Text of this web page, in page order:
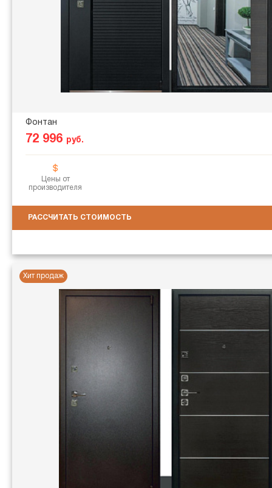
Фонтан
72 996 руб.
Цены от
производителя
РАССЧИТАТЬ СТОИМОСТЬ
Хит продаж